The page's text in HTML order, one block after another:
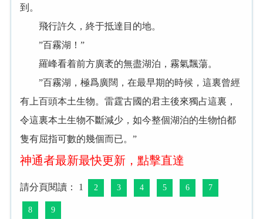
到。
飛行許久，終于抵達目的地。
”百霧湖！”
羅峰看着前方廣袤的無盡湖泊，霧氣飄蕩。
”百霧湖，極爲廣闊，在最早期的時候，這裏曾經
有上百頭本土生物。雷霆古國的君主後來獨占這裏，
令這裏本土生物不斷減少，如今整個湖泊的生物怕都
隻有屈指可數的幾個而已。”
神通者最新最快更新，點擊直達
請分頁閱讀： 1 2 3 4 5 6 7
8 9